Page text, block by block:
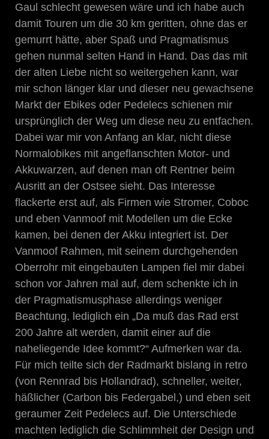
Gaul schlecht gewesen wäre und ich habe auch
damit Touren um die 30 km geritten, ohne das er
gemurrt hätte, aber Spaß und Pragmatismus
gehen nunmal selten Hand in Hand. Das das mit
der alten Liebe nicht so weitergehen kann, war
mir schon länger klar und dieser neu gewachsene
Markt der Ebikes oder Pedelecs schienen mir
ursprünglich der Weg um diese neu zu entfachen.
Dabei war mir von Anfang an klar, nicht diese
Normalobikes mit angeflanschten Motor- und
Akkuwarzen, auf denen man oft Rentner beim
Ausritt an der Ostsee sieht. Das Interesse
flackerte erst auf, als Firmen wie Stromer, Coboc
und eben Vanmoof mit Modellen um die Ecke
kamen, bei denen der Akku integriert ist. Der
Vanmoof Rahmen, mit seinem durchgehenden
Oberrohr mit eingebauten Lampen fiel mir dabei
schon vor Jahren mal auf, dem schenkte ich in
der Pragmatismusphase allerdings weniger
Beachtung, lediglich ein „Da muß das Rad erst
200 Jahre alt werden, damit einer auf die
naheliegende Idee kommt?“ Aufmerken war da.
Für mich teilte sich der Radmarkt bislang in retro
(von Rennrad bis Hollandrad), schneller, weiter,
häßlicher (Carbon bis Federgabel,) und eben seit
geraumer Zeit Pedelecs auf. Die Unterschiede
machten lediglich die Schlimmheit der Design und